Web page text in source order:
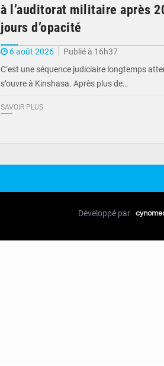
à l’auditorat militaire après
jours d’opacité
6 août 2026
Publié à 16h37
C’est une séquence judiciaire longtemps
s’ouvre à Kinshasa. Après plus de…
SAVOIR PLUS
Développé par